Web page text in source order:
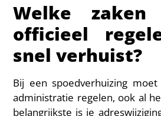
Welke
officieel
snel verhuist?
Bij een spoedverhuizing
administratie regelen, ook al
belangrijkste is je